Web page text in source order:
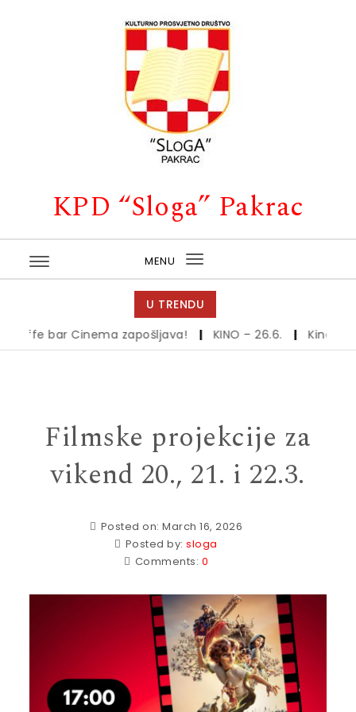
KPD “Sloga” Pakrac
MENU
Toggle
navigation
U TRENDU
bar Cinema zapošljava! | KINO – 26.6. | Kino – 19.,
Filmske projekcije za
vikend 20., 21. i 22.3.
Posted on: March 16, 2026
Posted by:sloga
Comments: 0